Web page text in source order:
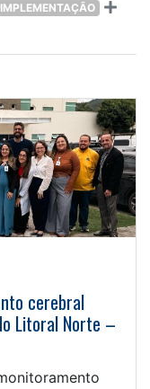
cerebral
Litoral Norte –